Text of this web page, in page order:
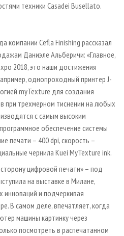
техники Casadei Busellato.
компании Cefla Finishing рассказал
Даниэле Альберичи: «Главное,
2018, это наши достижения
однопроходный принтер J-
myTexture для создания
при трехмерном тиснении на любых
с самым высоким
обеспечение системы
печати – 400 dpi, скорость –
чернила Kuei MyTexture ink.
цифровой печати» – под
на выставке в Милане,
инноваций и подчеркивая
В самом деле, впечатляет, когда
машины картинку через
посмотреть в распечатанном